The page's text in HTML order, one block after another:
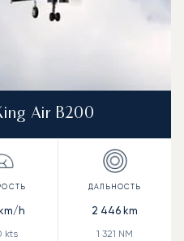
Air B200
km/h
kts
2 446 km
1 321 NM